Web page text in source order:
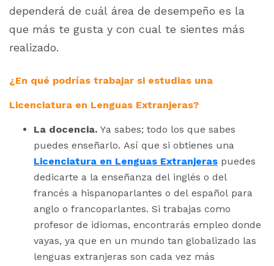
dependerá de cuál área de desempeño es la
que más te gusta y con cual te sientes más
realizado.
¿En qué podrías trabajar si estudias una
Licenciatura en Lenguas Extranjeras?
La docencia. Ya sabes; todo los que sabes
puedes enseñarlo. Así que si obtienes una
Licenciatura en Lenguas Extranjeras puedes
dedicarte a la enseñanza del inglés o del
francés a hispanoparlantes o del español para
anglo o francoparlantes. Si trabajas como
profesor de idiomas, encontrarás empleo donde
vayas, ya que en un mundo tan globalizado las
lenguas extranjeras son cada vez más